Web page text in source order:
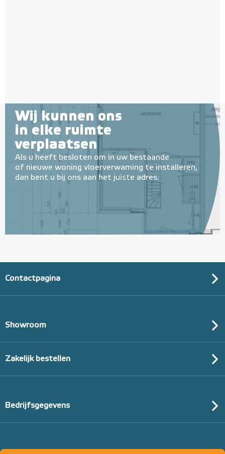
Wij kunnen ons
in elke ruimte
verplaatsen
Als u heeft besloten om in uw bestaande
of nieuwe woning vloerverwaming te installeren,
dan bent u bij ons aan het juiste adres.
Contactpagina
Showroom
Zakelijk bestellen
Bedrijfsgegevens